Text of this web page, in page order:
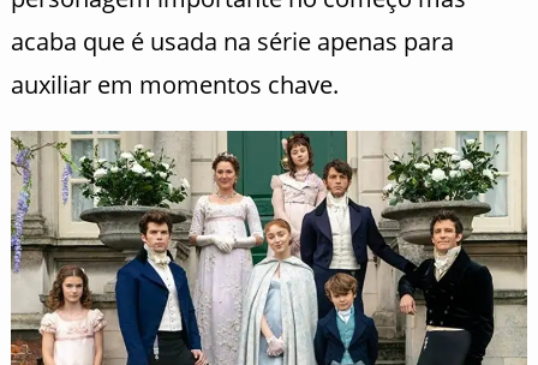
acaba que é usada na série apenas para
auxiliar em momentos chave.